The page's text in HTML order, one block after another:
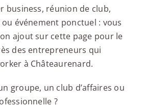
business, réunion de club,
événement ponctuel : vous
ajout sur cette page pour le
des entrepreneurs qui
à Châteaurenard.
groupe, un club d’affaires ou
?